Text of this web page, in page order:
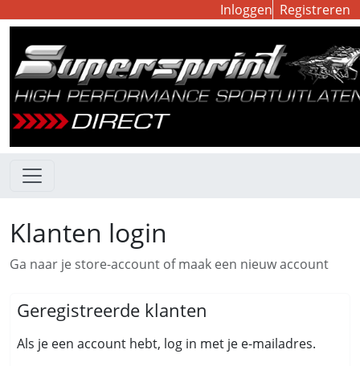
Inloggen Registreren
Klanten login
Ga naar je store-account of maak een nieuw account
Geregistreerde klanten
Als je een account hebt, log in met je e-mailadres.